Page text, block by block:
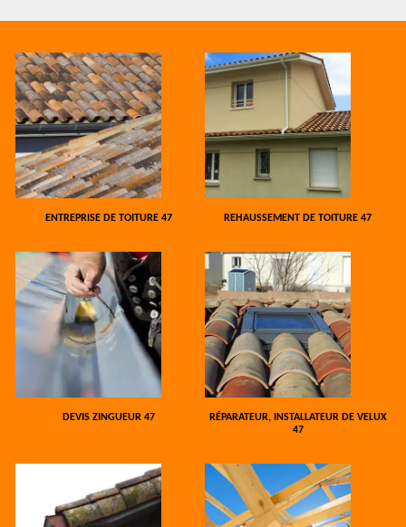
ENTREPRISE DE TOITURE 47 REHAUSSEMENT DE TOITURE 47
DEVIS ZINGUEUR 47
RÉPARATEUR, INSTALLATEUR DE VELUX
47